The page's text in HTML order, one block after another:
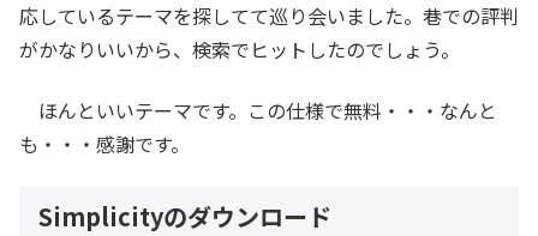
応しているテーマを探してて巡り会いました。巷での評判
がかなりいいから、検索でヒットしたのでしょう。
ほんといいテーマです。この仕様で無料・・・なんと
も・・・感謝です。
Simplicityのダウンロード